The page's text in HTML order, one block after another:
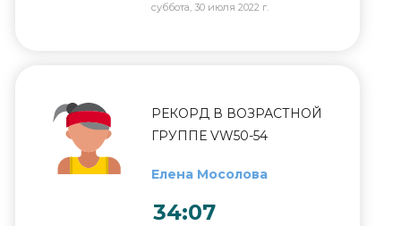
суббота, 30 июля 2022 г.
РЕКОРД В ВОЗРАСТНОЙ
ГРУППЕ VW50-54
Елена Мосолова
34:07